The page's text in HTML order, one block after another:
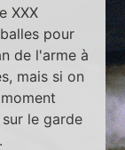
XXX
pour
de l'arme à
mais si on
le garde